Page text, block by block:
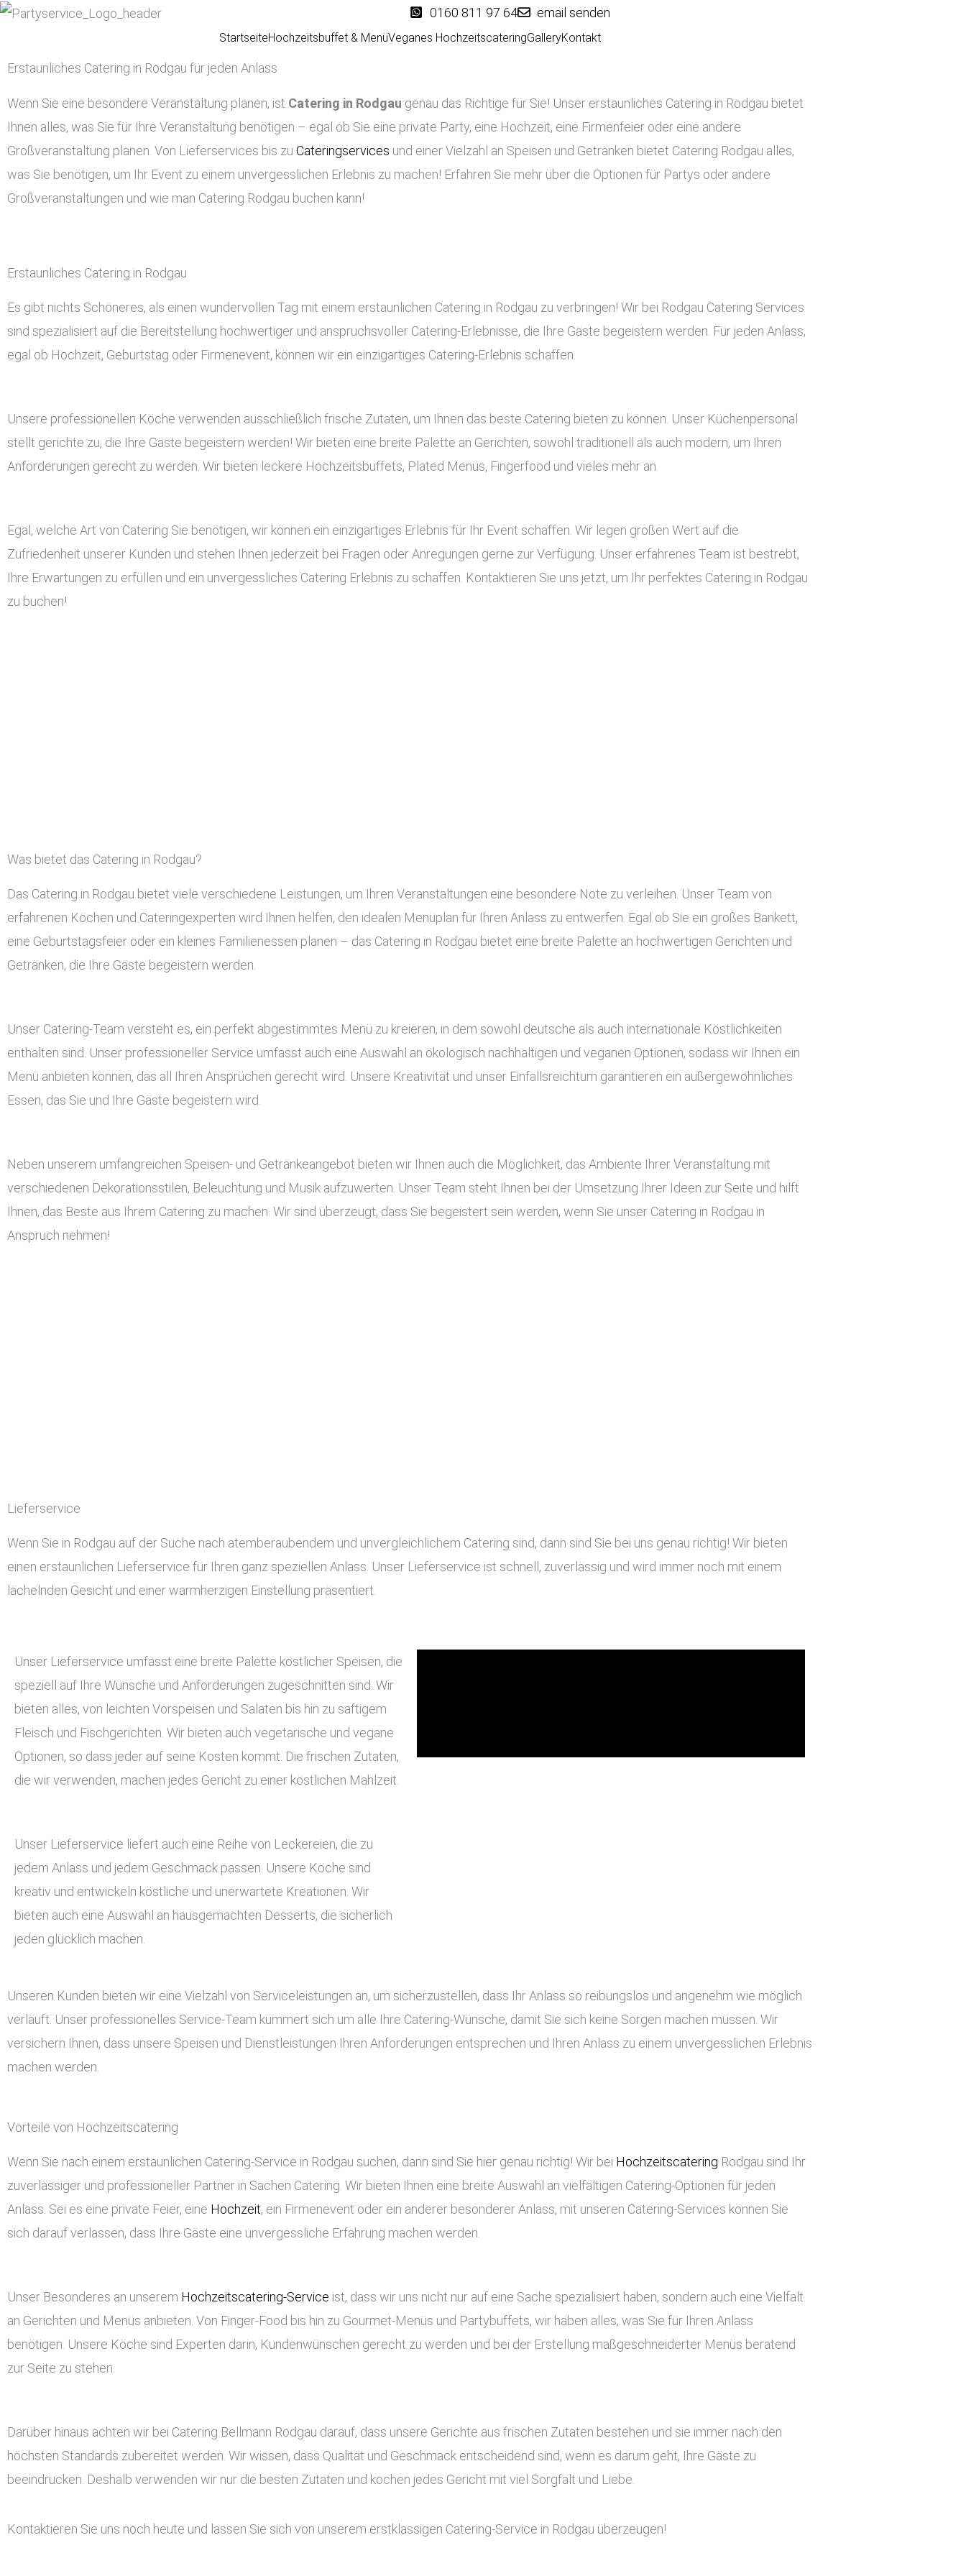
Zum
0160 811 97 64 email senden
StartseiteHochzeitsbuffet & MenüVeganes HochzeitscateringGalleryKontakt
Erstaunliches Catering in Rodgau für jeden Anlass
Wenn Sie eine besondere Veranstaltung planen, ist Catering in Rodgau genau das Richtige für Sie! Unser erstaunliches Catering in Rodgau bietet
Ihnen alles, was Sie für Ihre Veranstaltung benötigen – egal ob Sie eine private Party, eine Hochzeit, eine Firmenfeier oder eine andere
Großveranstaltung planen. Von Lieferservices bis zu Cateringservices und einer Vielzahl an Speisen und Getränken bietet Catering Rodgau alles,
was Sie benötigen, um Ihr Event zu einem unvergesslichen Erlebnis zu machen! Erfahren Sie mehr über die Optionen für Partys oder andere
Großveranstaltungen und wie man Catering Rodgau buchen kann!
Erstaunliches Catering in Rodgau
Es gibt nichts Schöneres, als einen wundervollen Tag mit einem erstaunlichen Catering in Rodgau zu verbringen! Wir bei Rodgau Catering Services
sind spezialisiert auf die Bereitstellung hochwertiger und anspruchsvoller Catering-Erlebnisse, die Ihre Gäste begeistern werden. Für jeden Anlass,
egal ob Hochzeit, Geburtstag oder Firmenevent, können wir ein einzigartiges Catering-Erlebnis schaffen.
Unsere professionellen Köche verwenden ausschließlich frische Zutaten, um Ihnen das beste Catering bieten zu können. Unser Küchenpersonal
stellt gerichte zu, die Ihre Gäste begeistern werden! Wir bieten eine breite Palette an Gerichten, sowohl traditionell als auch modern, um Ihren
Anforderungen gerecht zu werden. Wir bieten leckere Hochzeitsbuffets, Plated Menüs, Fingerfood und vieles mehr an.
Egal, welche Art von Catering Sie benötigen, wir können ein einzigartiges Erlebnis für Ihr Event schaffen. Wir legen großen Wert auf die
Zufriedenheit unserer Kunden und stehen Ihnen jederzeit bei Fragen oder Anregungen gerne zur Verfügung. Unser erfahrenes Team ist bestrebt,
Ihre Erwartungen zu erfüllen und ein unvergessliches Catering Erlebnis zu schaffen. Kontaktieren Sie uns jetzt, um Ihr perfektes Catering in Rodgau
zu buchen!
Was bietet das Catering in Rodgau?
Das Catering in Rodgau bietet viele verschiedene Leistungen, um Ihren Veranstaltungen eine besondere Note zu verleihen. Unser Team von
erfahrenen Köchen und Cateringexperten wird Ihnen helfen, den idealen Menüplan für Ihren Anlass zu entwerfen. Egal ob Sie ein großes Bankett,
eine Geburtstagsfeier oder ein kleines Familienessen planen – das Catering in Rodgau bietet eine breite Palette an hochwertigen Gerichten und
Getränken, die Ihre Gäste begeistern werden.
Unser Catering-Team versteht es, ein perfekt abgestimmtes Menü zu kreieren, in dem sowohl deutsche als auch internationale Köstlichkeiten
enthalten sind. Unser professioneller Service umfasst auch eine Auswahl an ökologisch nachhaltigen und veganen Optionen, sodass wir Ihnen ein
Menü anbieten können, das all Ihren Ansprüchen gerecht wird. Unsere Kreativität und unser Einfallsreichtum garantieren ein außergewöhnliches
Essen, das Sie und Ihre Gäste begeistern wird.
Neben unserem umfangreichen Speisen- und Getränkeangebot bieten wir Ihnen auch die Möglichkeit, das Ambiente Ihrer Veranstaltung mit
verschiedenen Dekorationsstilen, Beleuchtung und Musik aufzuwerten. Unser Team steht Ihnen bei der Umsetzung Ihrer Ideen zur Seite und hilft
Ihnen, das Beste aus Ihrem Catering zu machen. Wir sind überzeugt, dass Sie begeistert sein werden, wenn Sie unser Catering in Rodgau in
Anspruch nehmen!
Lieferservice
Wenn Sie in Rodgau auf der Suche nach atemberaubendem und unvergleichlichem Catering sind, dann sind Sie bei uns genau richtig! Wir bieten
einen erstaunlichen Lieferservice für Ihren ganz speziellen Anlass. Unser Lieferservice ist schnell, zuverlässig und wird immer noch mit einem
lächelnden Gesicht und einer warmherzigen Einstellung präsentiert.
Unser Lieferservice umfasst eine breite Palette köstlicher Speisen, die
speziell auf Ihre Wünsche und Anforderungen zugeschnitten sind. Wir
bieten alles, von leichten Vorspeisen und Salaten bis hin zu saftigem
Fleisch und Fischgerichten. Wir bieten auch vegetarische und vegane
Optionen, so dass jeder auf seine Kosten kommt. Die frischen Zutaten,
die wir verwenden, machen jedes Gericht zu einer köstlichen Mahlzeit.
Unser Lieferservice liefert auch eine Reihe von Leckereien, die zu
jedem Anlass und jedem Geschmack passen. Unsere Köche sind
kreativ und entwickeln köstliche und unerwartete Kreationen. Wir
bieten auch eine Auswahl an hausgemachten Desserts, die sicherlich
jeden glücklich machen.
Unseren Kunden bieten wir eine Vielzahl von Serviceleistungen an, um sicherzustellen, dass Ihr Anlass so reibungslos und angenehm wie möglich
verläuft. Unser professionelles Service-Team kümmert sich um alle Ihre Catering-Wünsche, damit Sie sich keine Sorgen machen müssen. Wir
versichern Ihnen, dass unsere Speisen und Dienstleistungen Ihren Anforderungen entsprechen und Ihren Anlass zu einem unvergesslichen Erlebnis
machen werden.
Vorteile von Hochzeitscatering
Wenn Sie nach einem erstaunlichen Catering-Service in Rodgau suchen, dann sind Sie hier genau richtig! Wir bei Hochzeitscatering Rodgau sind Ihr
zuverlässiger und professioneller Partner in Sachen Catering. Wir bieten Ihnen eine breite Auswahl an vielfältigen Catering-Optionen für jeden
Anlass. Sei es eine private Feier, eine Hochzeit, ein Firmenevent oder ein anderer besonderer Anlass, mit unseren Catering-Services können Sie
sich darauf verlassen, dass Ihre Gäste eine unvergessliche Erfahrung machen werden.
Unser Besonderes an unserem Hochzeitscatering-Service ist, dass wir uns nicht nur auf eine Sache spezialisiert haben, sondern auch eine Vielfalt
an Gerichten und Menüs anbieten. Von Finger-Food bis hin zu Gourmet-Menüs und Partybuffets, wir haben alles, was Sie für Ihren Anlass
benötigen. Unsere Köche sind Experten darin, Kundenwünschen gerecht zu werden und bei der Erstellung maßgeschneiderter Menüs beratend
zur Seite zu stehen.
Darüber hinaus achten wir bei Catering Bellmann Rodgau darauf, dass unsere Gerichte aus frischen Zutaten bestehen und sie immer nach den
höchsten Standards zubereitet werden. Wir wissen, dass Qualität und Geschmack entscheidend sind, wenn es darum geht, Ihre Gäste zu
beeindrucken. Deshalb verwenden wir nur die besten Zutaten und kochen jedes Gericht mit viel Sorgfalt und Liebe.
Kontaktieren Sie uns noch heute und lassen Sie sich von unserem erstklassigen Catering-Service in Rodgau überzeugen!